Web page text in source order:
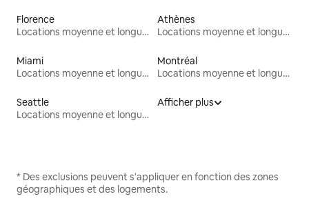
Florence
Locations moyenne et longue durée
Athènes
Locations moyenne et longue durée
Miami
Locations moyenne et longue durée
Montréal
Locations moyenne et longue durée
Seattle
Locations moyenne et longue durée
Afficher plus
* Des exclusions peuvent s'appliquer en fonction des zones
géographiques et des logements.